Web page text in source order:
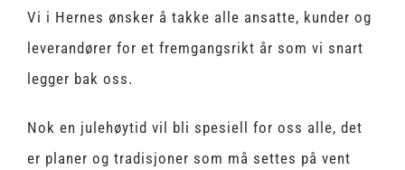
Vi i Hernes ønsker å takke alle ansatte, kunder og
leverandører for et fremgangsrikt år som vi snart
legger bak oss.
Nok en julehøytid vil bli spesiell for oss alle, det
er planer og tradisjoner som må settes på vent